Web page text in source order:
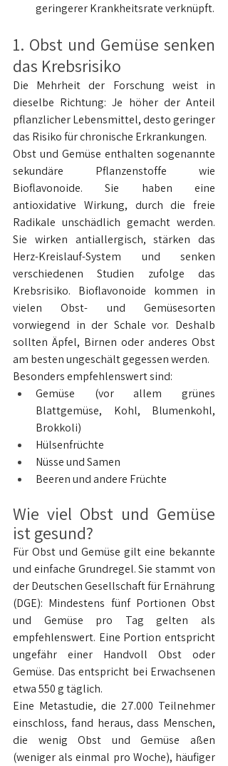
geringerer Krankheitsrate verknüpft.
1. Obst und Gemüse senken
das Krebsrisiko
Die Mehrheit der Forschung weist in
dieselbe Richtung: Je höher der Anteil
pflanzlicher Lebensmittel, desto geringer
das Risiko für chronische Erkrankungen.
Obst und Gemüse enthalten sogenannte
sekundäre Pflanzenstoffe wie
Bioflavonoide. Sie haben eine
antioxidative Wirkung, durch die freie
Radikale unschädlich gemacht werden.
Sie wirken antiallergisch, stärken das
Herz-Kreislauf-System und senken
verschiedenen Studien zufolge das
Krebsrisiko. Bioflavonoide kommen in
vielen Obst- und Gemüsesorten
vorwiegend in der Schale vor. Deshalb
sollten Äpfel, Birnen oder anderes Obst
am besten ungeschält gegessen werden.
Besonders empfehlenswert sind:
Gemüse (vor allem grünes
Blattgemüse, Kohl, Blumenkohl,
Brokkoli)
Hülsenfrüchte
Nüsse und Samen
Beeren und andere Früchte
Wie viel Obst und Gemüse
ist gesund?
Für Obst und Gemüse gilt eine bekannte
und einfache Grundregel. Sie stammt von
der Deutschen Gesellschaft für Ernährung
(DGE): Mindestens fünf Portionen Obst
und Gemüse pro Tag gelten als
empfehlenswert. Eine Portion entspricht
ungefähr einer Handvoll Obst oder
Gemüse. Das entspricht bei Erwachsenen
etwa 550 g täglich.
Eine Metastudie, die 27.000 Teilnehmer
einschloss, fand heraus, dass Menschen,
die wenig Obst und Gemüse aßen
(weniger als einmal pro Woche), häufiger